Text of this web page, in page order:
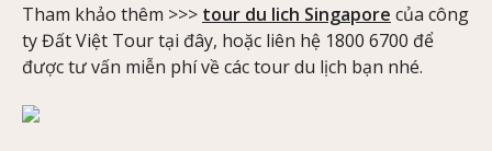
Tham khảo thêm >>> tour du lich Singapore của công
ty Đất Việt Tour tại đây, hoặc liên hệ 1800 6700 để
được tư vấn miễn phí về các tour du lịch bạn nhé.